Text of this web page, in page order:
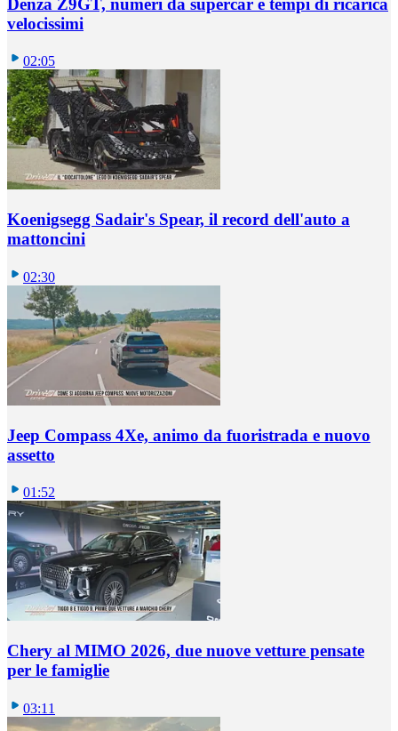
Denza Z9GT, numeri da supercar e tempi di ricarica
velocissimi
02:05
Koenigsegg Sadair's Spear, il record dell'auto a
mattoncini
02:30
Jeep Compass 4Xe, animo da fuoristrada e nuovo
assetto
01:52
Chery al MIMO 2026, due nuove vetture pensate
per le famiglie
03:11